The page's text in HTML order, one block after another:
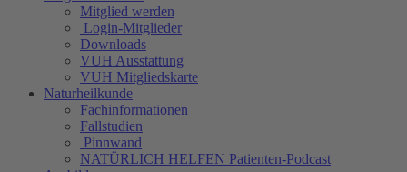
Mitglied werden
Login-Mitglieder
Downloads
VUH Ausstattung
VUH Mitgliedskarte
Naturheilkunde
Fachinformationen
Fallstudien
Pinnwand
NATÜRLICH HELFEN Patienten-Podcast